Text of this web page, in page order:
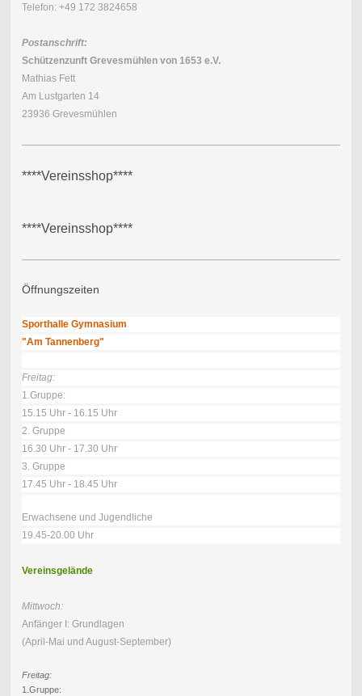
Telefon: +49 172 3824658
Postanschrift:
Schützenzunft Grevesmühlen von 1653 e.V.
Mathias Fett
Am Lustgarten 14
23936 Grevesmühlen
****Vereinsshop****
****Vereinsshop****
Öffnungszeiten
Sporthalle Gymnasium
"Am Tannenberg"
Freitag:
1.Gruppe:
15.15 Uhr - 16.15 Uhr
2. Gruppe
16.30 Uhr - 17.30 Uhr
3. Gruppe
17.45 Uhr - 18.45 Uhr
Erwachsene und Jugendliche
19.45-20.00 Uhr
Vereinsgelände
Mittwoch:
Anfänger I: Grundlagen
(April-Mai und August-September)
Freitag:
1.Gruppe: